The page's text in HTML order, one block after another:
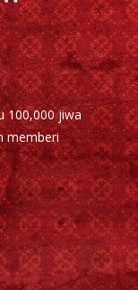
100,000 jiwa
memberi